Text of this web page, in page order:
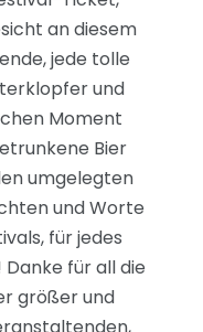
an diesem
jede tolle
und
Moment
Bier
umgelegten
und Worte
für jedes
für all die
größer und